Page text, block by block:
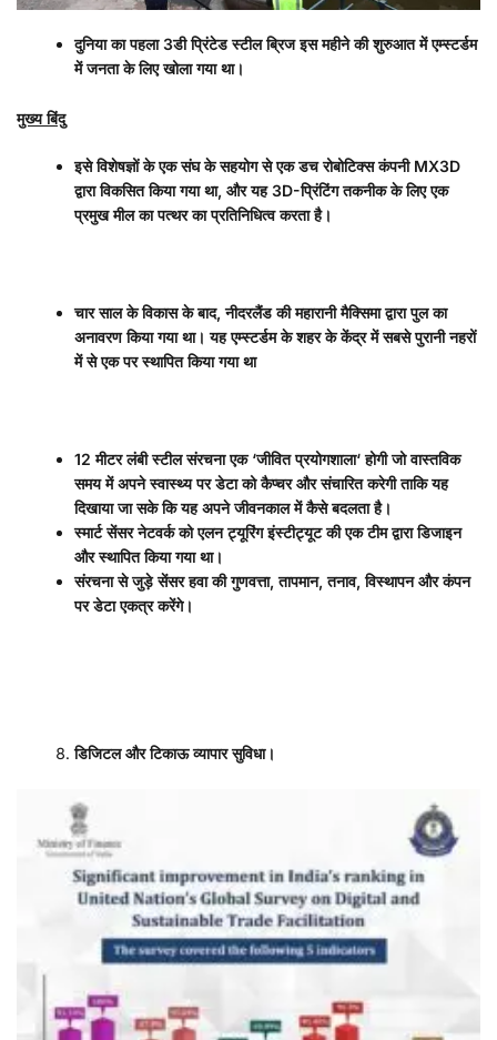
दुनिया का पहला3डी प्रिंटेड स्टील ब्रिज इस महीने की शुरुआत में एम्स्टर्डम
में जनता के लिए खोला गया था।
मुख्य बिंदु
इसे विशेषज्ञों के एक संघ के सहयोग से एक डच रोबोटिक्स कंपनी MX3D
द्वारा विकसित किया गया था,और यह3D-प्रिंटिंग तकनीक के लिए एक
प्रमुख मील का पत्थर का प्रतिनिधित्व करता है।
चार साल के विकास के बाद,नीदरलैंड की महारानी मैक्सिमा द्वारा पुल का
अनावरण किया गया था। यह एम्स्टर्डम के शहर के केंद्र में सबसे पुरानी नहरों
में से एक पर स्थापित किया गया था
12मीटर लंबी स्टील संरचना एक‘जीवित प्रयोगशाला‘होगी जो वास्तविक
समय में अपने स्वास्थ्य पर डेटा को कैप्चर और संचारित करेगी ताकि यह
दिखाया जा सके कि यह अपने जीवनकाल में कैसे बदलता है।
स्मार्ट सेंसर नेटवर्क को एलन ट्यूरिंग इंस्टीट्यूट की एक टीम द्वारा डिजाइन
और स्थापित किया गया था।
संरचना से जुड़े सेंसर हवा की गुणवत्ता,तापमान,तनाव,विस्थापन और कंपन
पर डेटा एकत्र करेंगे।
डिजिटल और टिकाऊ व्यापार सुविधा।